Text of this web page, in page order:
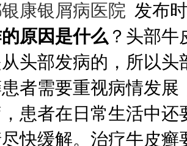
康银屑病医院 发布
原因是什么 ？头部
头部发病的，所以
者需要重视病情发
患者在日常生活中
快缓解。治疗牛皮